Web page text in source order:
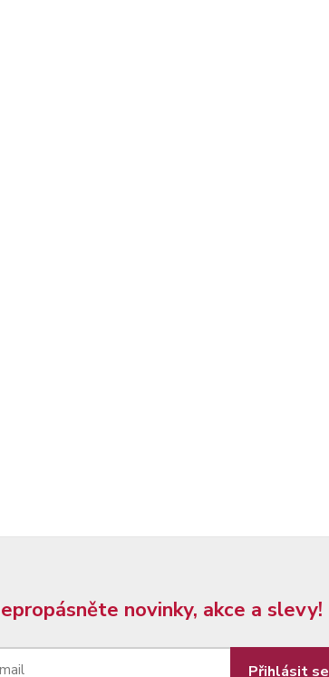
novinky, akce a slevy!
Přihlásit se